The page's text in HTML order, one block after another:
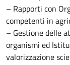
– Rapporti con
competenti in
– Gestione delle
organismi ed
valorizzazione